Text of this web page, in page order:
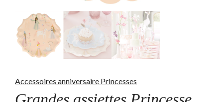
Accessoires anniversaire Princesses